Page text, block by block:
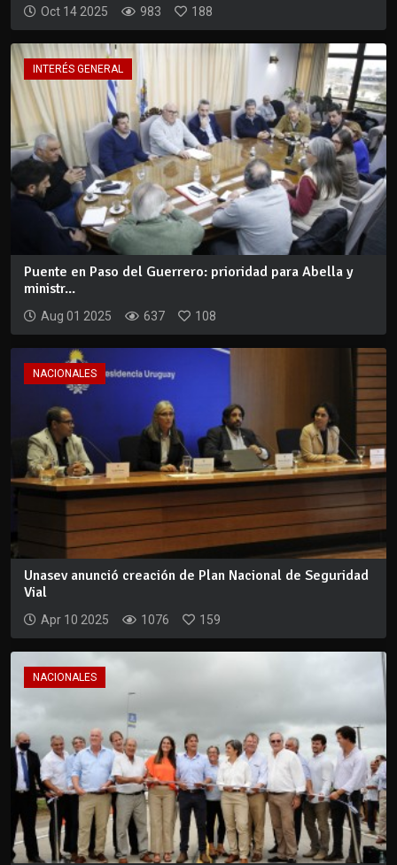
Oct 14 2025 983 188
INTERÉS GENERAL
Puente en Paso del Guerrero: prioridad para Abella y
ministr...
Aug 01 2025 637 108
NACIONALES
Unasev anunció creación de Plan Nacional de Seguridad
Vial
Apr 10 2025 1076 159
NACIONALES